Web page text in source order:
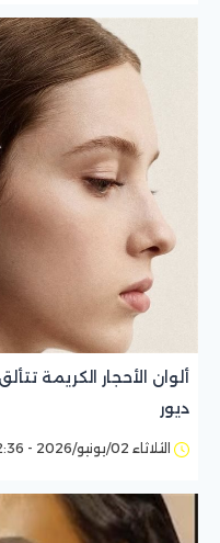
ديور
الثلاثاء 02/يونيو/2026 - 02:36 م